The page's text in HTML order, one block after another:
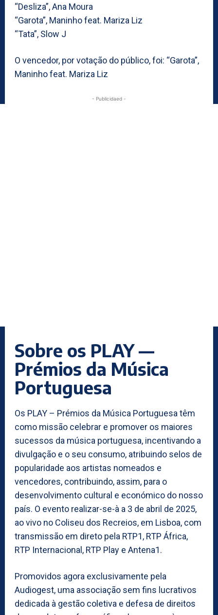
“Desliza”, Ana Moura
“Garota”, Maninho feat. Mariza Liz
“Tata”, Slow J
O vencedor, por votação do público, foi: “Garota”,
Maninho feat. Mariza Liz
- Publicidaed -
Sobre os PLAY —
Prémios da Música
Portuguesa
Os PLAY – Prémios da Música Portuguesa têm
como missão celebrar e promover os maiores
sucessos da música portuguesa, incentivando a
divulgação e o seu consumo, atribuindo selos de
popularidade aos artistas nomeados e
vencedores, contribuindo, assim, para o
desenvolvimento cultural e económico do nosso
país. O evento realizar-se-à a 3 de abril de 2025,
ao vivo no Coliseu dos Recreios, em Lisboa, com
transmissão em direto pela RTP1, RTP África,
RTP Internacional, RTP Play e Antena1.
Promovidos agora exclusivamente pela
Audiogest, uma associação sem fins lucrativos
dedicada à gestão coletiva e defesa de direitos